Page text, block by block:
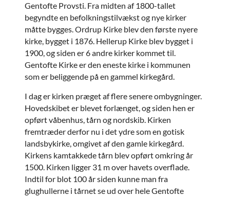
Gentofte Provsti. Fra midten af 1800-tallet
begyndte en befolkningstilvækst og nye kirker
måtte bygges. Ordrup Kirke blev den første nyere
kirke, bygget i 1876. Hellerup Kirke blev bygget i
1900, og siden er 6 andre kirker kommet til.
Gentofte Kirke er den eneste kirke i kommunen
som er beliggende på en gammel kirkegård.
I dag er kirken præget af flere senere ombygninger.
Hovedskibet er blevet forlænget, og siden hen er
opført våbenhus, tårn og nordskib. Kirken
fremtræder derfor nu i det ydre som en gotisk
landsbykirke, omgivet af den gamle kirkegård.
Kirkens kamtakkede tårn blev opført omkring år
1500. Kirken ligger 31 m over havets overflade.
Indtil for blot 100 år siden kunne man fra
glughullerne i tårnet se ud over hele Gentofte